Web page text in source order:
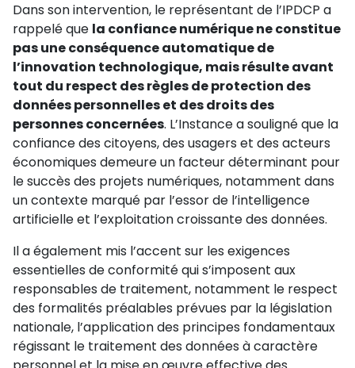
Dans son intervention, le représentant de l’IPDCP a
rappelé que la confiance numérique ne constitue
pas une conséquence automatique de
l’innovation technologique, mais résulte avant
tout du respect des règles de protection des
données personnelles et des droits des
personnes concernées. L’Instance a souligné que la
confiance des citoyens, des usagers et des acteurs
économiques demeure un facteur déterminant pour
le succès des projets numériques, notamment dans
un contexte marqué par l’essor de l’intelligence
artificielle et l’exploitation croissante des données.
Il a également mis l’accent sur les exigences
essentielles de conformité qui s’imposent aux
responsables de traitement, notamment le respect
des formalités préalables prévues par la législation
nationale, l’application des principes fondamentaux
régissant le traitement des données à caractère